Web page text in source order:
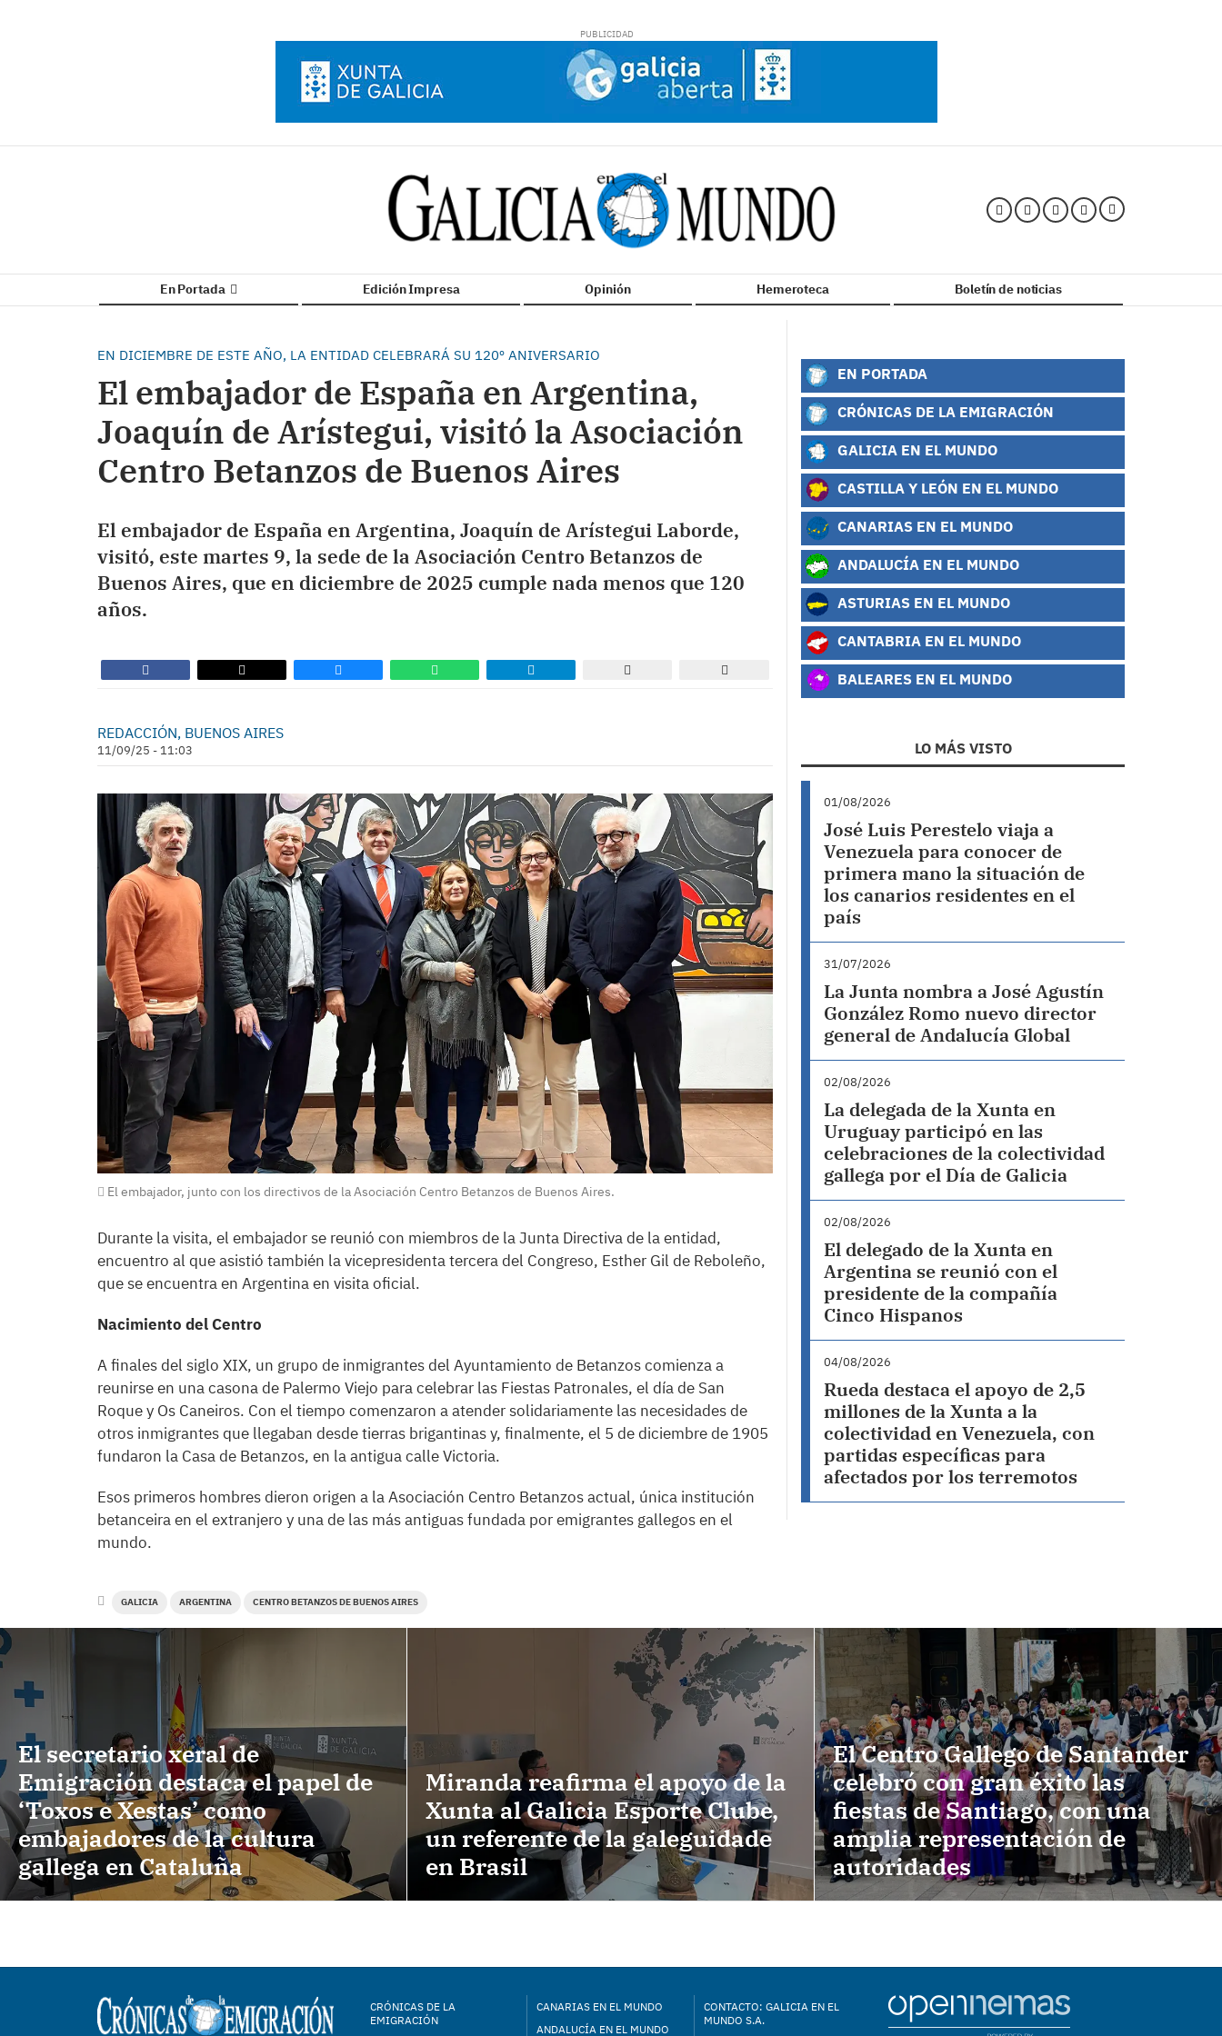
En Portada Edición Impresa Opinión Hemeroteca Boletín de noticias
EN DICIEMBRE DE ESTE AÑO, LA ENTIDAD CELEBRARÁ SU 120º ANIVERSARIO
El embajador de España en Argentina,
Joaquín de Arístegui, visitó la Asociación
Centro Betanzos de Buenos Aires
El embajador de España en Argentina, Joaquín de Arístegui Laborde,
visitó, este martes 9, la sede de la Asociación Centro Betanzos de
Buenos Aires, que en diciembre de 2025 cumple nada menos que 120
años.
REDACCIÓN, BUENOS AIRES
11/09/25 - 11:03
El embajador, junto con los directivos de la Asociación Centro Betanzos de Buenos Aires.
Durante la visita, el embajador se reunió con miembros de la Junta Directiva de la entidad,
encuentro al que asistió también la vicepresidenta tercera del Congreso, Esther Gil de Reboleño,
que se encuentra en Argentina en visita oficial.
Nacimiento del Centro
A finales del siglo XIX, un grupo de inmigrantes del Ayuntamiento de Betanzos comienza a
reunirse en una casona de Palermo Viejo para celebrar las Fiestas Patronales, el día de San
Roque y Os Caneiros. Con el tiempo comenzaron a atender solidariamente las necesidades de
otros inmigrantes que llegaban desde tierras brigantinas y, finalmente, el 5 de diciembre de 1905
fundaron la Casa de Betanzos, en la antigua calle Victoria.
Esos primeros hombres dieron origen a la Asociación Centro Betanzos actual, única institución
betanceira en el extranjero y una de las más antiguas fundada por emigrantes gallegos en el
mundo.
GALICIA ARGENTINA CENTRO BETANZOS DE BUENOS AIRES
EN PORTADA
CRÓNICAS DE LA EMIGRACIÓN
GALICIA EN EL MUNDO
CASTILLA Y LEÓN EN EL MUNDO
CANARIAS EN EL MUNDO
ANDALUCÍA EN EL MUNDO
ASTURIAS EN EL MUNDO
CANTABRIA EN EL MUNDO
BALEARES EN EL MUNDO
LO MÁS VISTO
01/08/2026
José Luis Perestelo viaja a
Venezuela para conocer de
primera mano la situación de
los canarios residentes en el
país
31/07/2026
La Junta nombra a José Agustín
González Romo nuevo director
general de Andalucía Global
02/08/2026
La delegada de la Xunta en
Uruguay participó en las
celebraciones de la colectividad
gallega por el Día de Galicia
02/08/2026
El delegado de la Xunta en
Argentina se reunió con el
presidente de la compañía
Cinco Hispanos
04/08/2026
Rueda destaca el apoyo de 2,5
millones de la Xunta a la
colectividad en Venezuela, con
partidas específicas para
afectados por los terremotos
El secretario xeral de
Emigración destaca el papel de
‘Toxos e Xestas’ como
embajadores de la cultura
gallega en Cataluña
Miranda reafirma el apoyo de la
Xunta al Galicia Esporte Clube,
un referente de la galeguidade
en Brasil
El Centro Gallego de Santander
celebró con gran éxito las
fiestas de Santiago, con una
amplia representación de
autoridades
CRÓNICAS DE LA
EMIGRACIÓN
CANARIAS EN EL MUNDO
ANDALUCÍA EN EL MUNDO
CONTACTO: GALICIA EN EL
MUNDO S.A.